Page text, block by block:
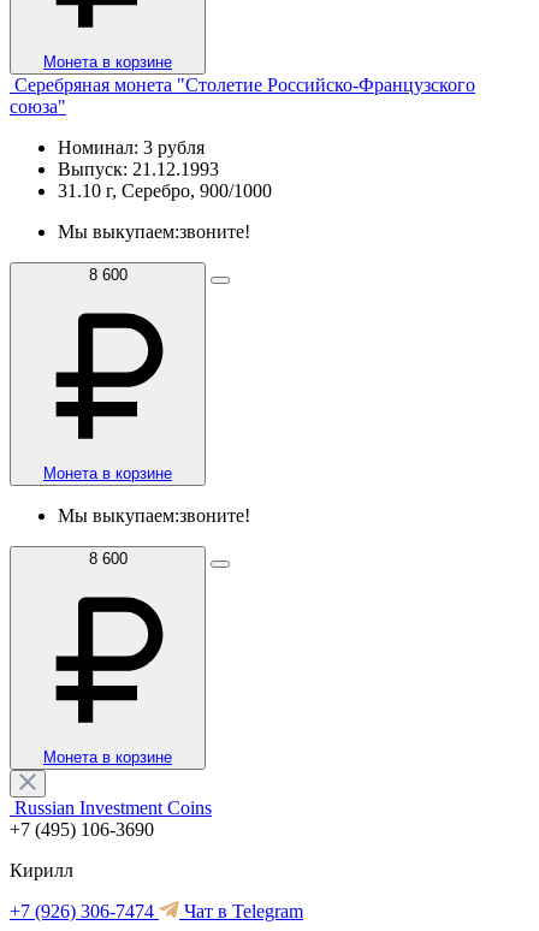
Монета в корзине
Серебряная монета "Столетие Российско-Французского
союза"
Номинал: 3 рубля
Выпуск: 21.12.1993
31.10 г, Серебро, 900/1000
Мы выкупаем:звоните!
8 600
Монета в корзине
Мы выкупаем:звоните!
8 600
Монета в корзине
Russian Investment Coins
+7 (495) 106-3690
Кирилл
+7 (926) 306-7474
Чат в Telegram